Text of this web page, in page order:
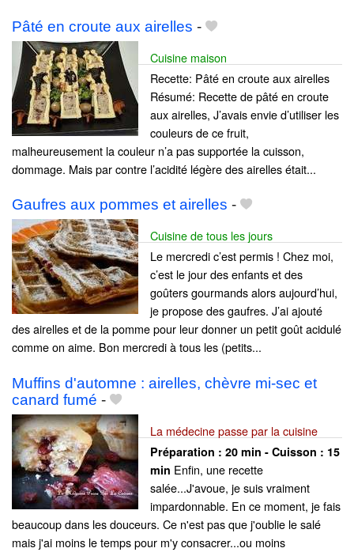
Pâté en croute aux airelles -
Cuisine maison
Recette: Pâté en croute aux airelles
Résumé: Recette de pâté en croute
aux airelles, J’avais envie d’utiliser les
couleurs de ce fruit,
malheureusement la couleur n’a pas supportée la cuisson,
dommage. Mais par contre l’acidité légère des airelles était...
Gaufres aux pommes et airelles -
Cuisine de tous les jours
Le mercredi c’est permis ! Chez moi,
c’est le jour des enfants et des
goûters gourmands alors aujourd’hui,
je propose des gaufres. J’ai ajouté
des airelles et de la pomme pour leur donner un petit goût acidulé
comme on aime. Bon mercredi à tous les (petits...
Muffins d'automne : airelles, chèvre mi-sec et
canard fumé -
La médecine passe par la cuisine
Préparation : 20 min - Cuisson : 15
min Enfin, une recette
salée...J'avoue, je suis vraiment
impardonnable. En ce moment, je fais
beaucoup dans les douceurs. Ce n'est pas que j'oublie le salé
mais j'ai moins le temps pour m'y consacrer...ou moins